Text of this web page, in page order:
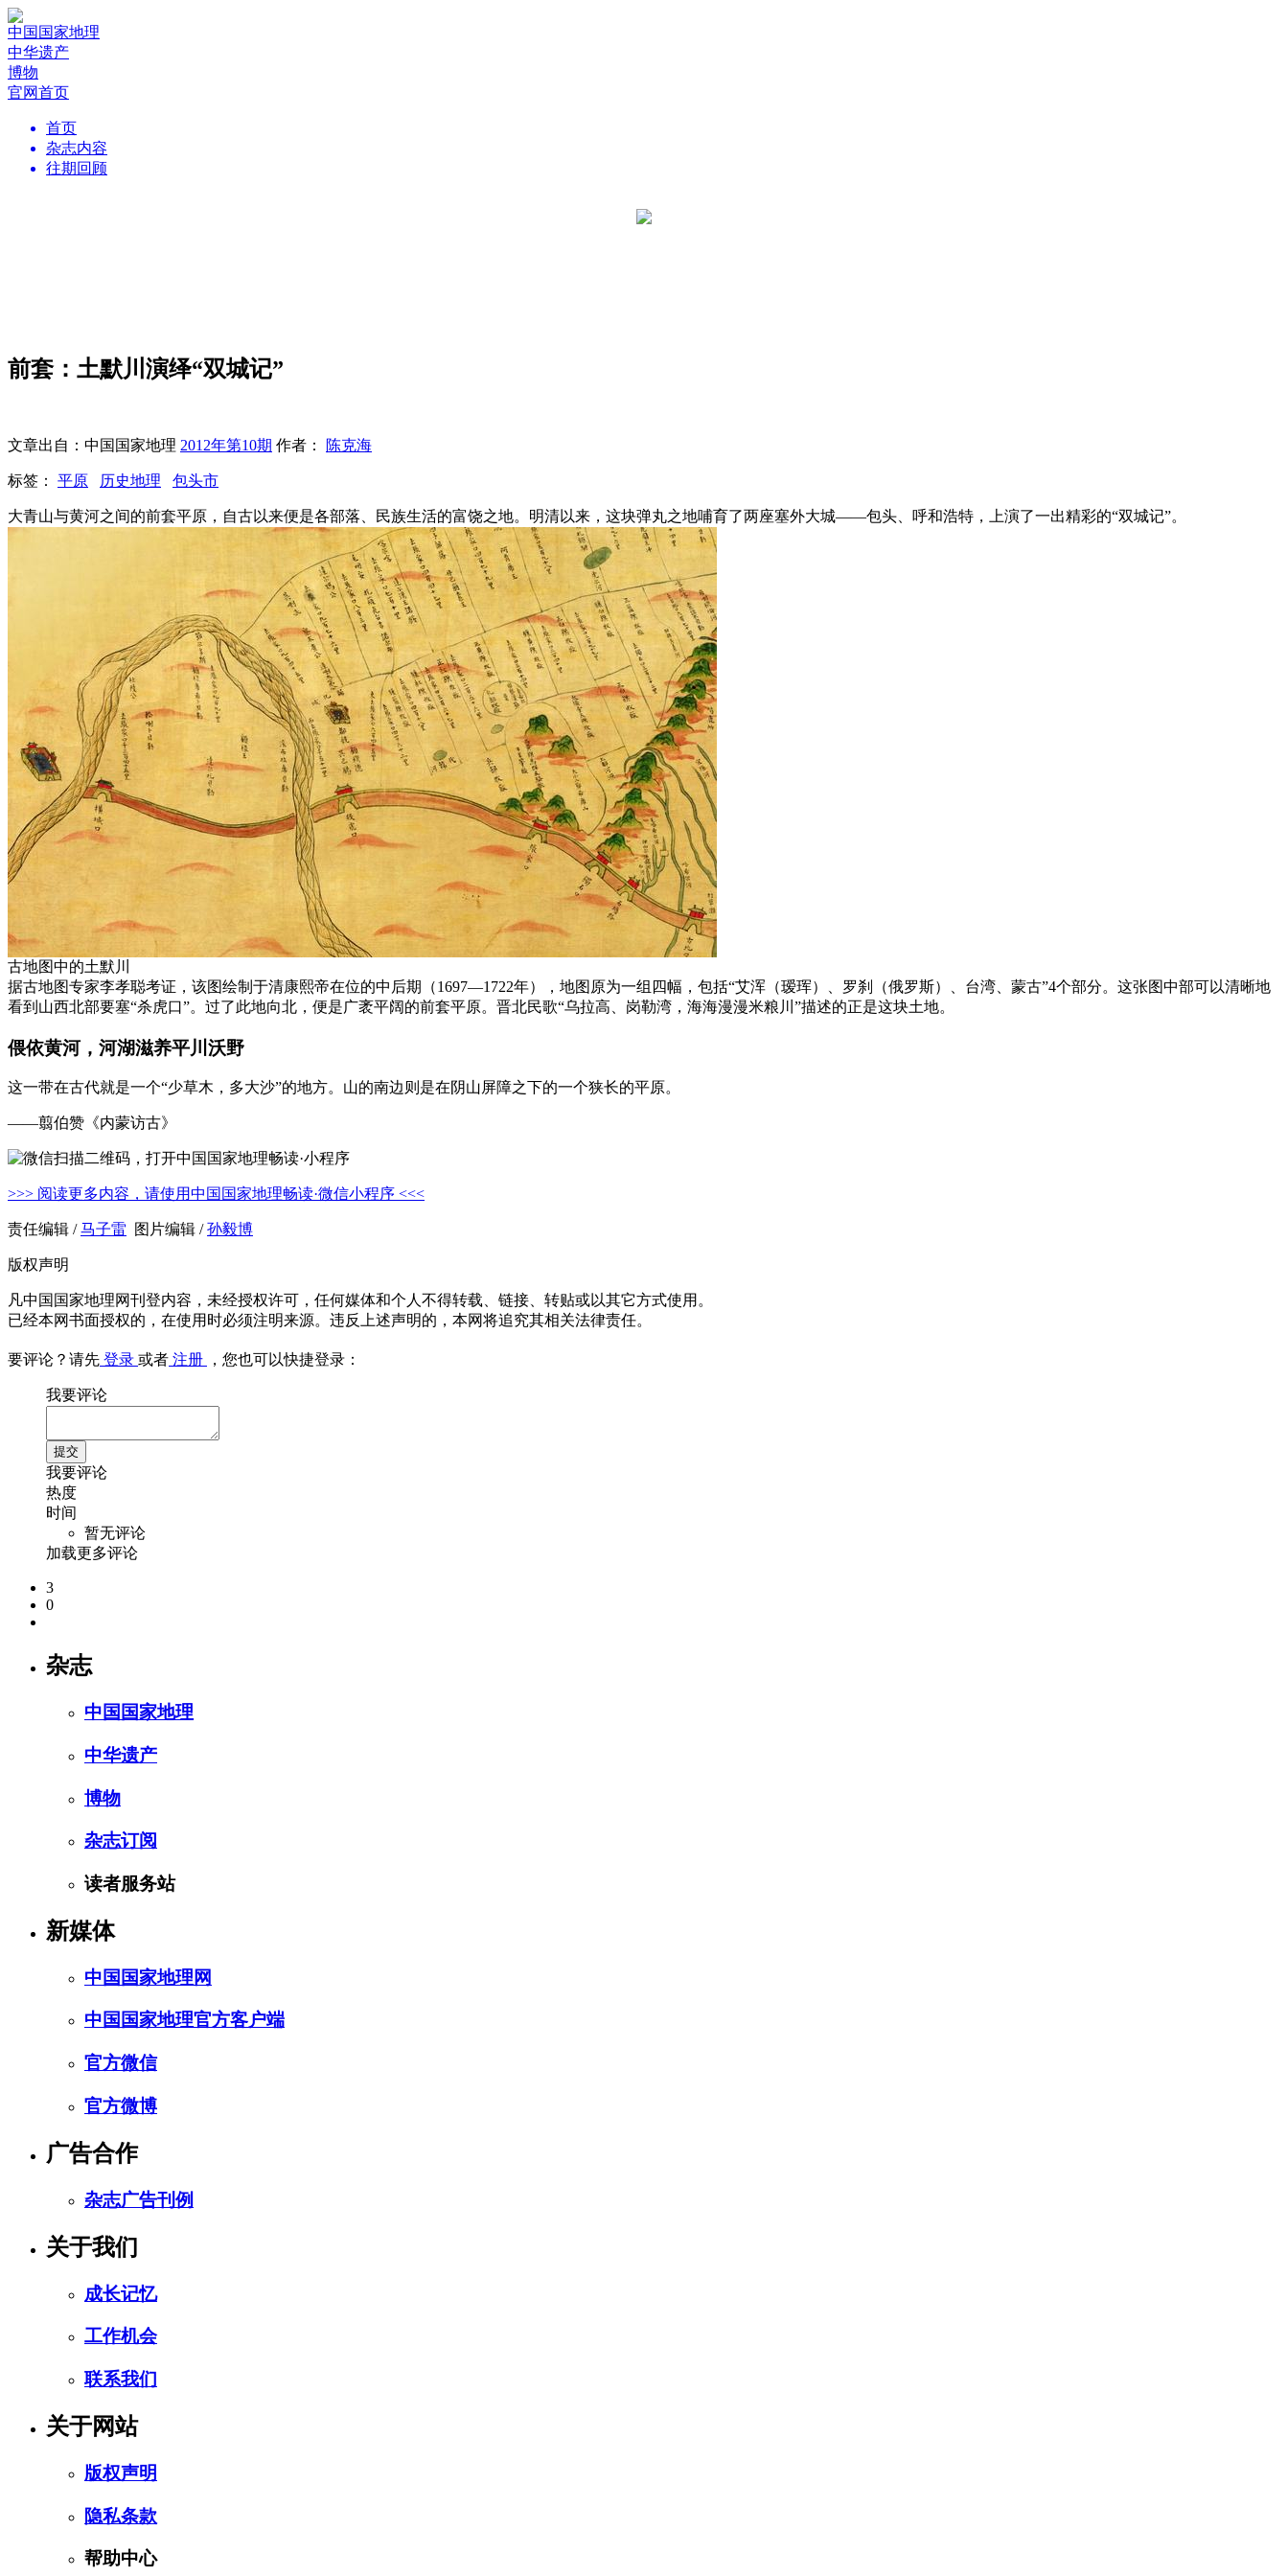
中国国家地理
中华遗产
博物
官网首页
首页
杂志内容
往期回顾
前套：土默川演绎“双城记”
文章出自：中国国家地理 2012年第10期 作者： 陈克海
标签： 平原 历史地理 包头市
大青山与黄河之间的前套平原，自古以来便是各部落、民族生活的富饶之地。明清以来，这块弹丸之地哺育了两座塞外大城——包头、呼和浩特，上演了一出精彩的“双城记”。
古地图中的土默川
据古地图专家李孝聪考证，该图绘制于清康熙帝在位的中后期（1697—1722年），地图原为一组四幅，包括“艾浑（瑷珲）、罗刹（俄罗斯）、台湾、蒙古”4个部分。这张图中部可以清晰地
看到山西北部要塞“杀虎口”。过了此地向北，便是广袤平阔的前套平原。晋北民歌“乌拉高、岗勒湾，海海漫漫米粮川”描述的正是这块土地。
偎依黄河，河湖滋养平川沃野
这一带在古代就是一个“少草木，多大沙”的地方。山的南边则是在阴山屏障之下的一个狭长的平原。
——翦伯赞《内蒙访古》
>>> 阅读更多内容，请使用中国国家地理畅读·微信小程序 <<<
责任编辑 /马子雷 图片编辑 /孙毅博
版权声明
凡中国国家地理网刊登内容，未经授权许可，任何媒体和个人不得转载、链接、转贴或以其它方式使用。
已经本网书面授权的，在使用时必须注明来源。违反上述声明的，本网将追究其相关法律责任。
要评论？请先 登录 或者 注册 ，您也可以快捷登录：
我要评论
我要评论
热度
时间
暂无评论
加载更多评论
3
0
杂志
中国国家地理
中华遗产
博物
杂志订阅
读者服务站
新媒体
中国国家地理网
中国国家地理官方客户端
官方微信
官方微博
广告合作
杂志广告刊例
关于我们
成长记忆
工作机会
联系我们
关于网站
版权声明
隐私条款
帮助中心